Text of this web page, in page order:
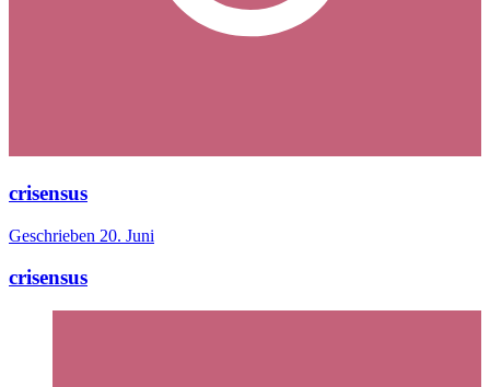
crisensus
Geschrieben 20. Juni
crisensus